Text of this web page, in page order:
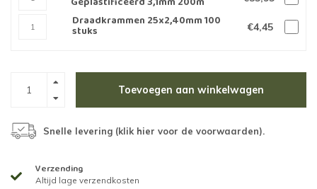
Draadkrammen 25x2,40mm 100
stuks €4,45
Toevoegen aan winkelwagen
Snelle levering (klik hier voor de voorwaarden).
Verzending
Altijd lage verzendkosten